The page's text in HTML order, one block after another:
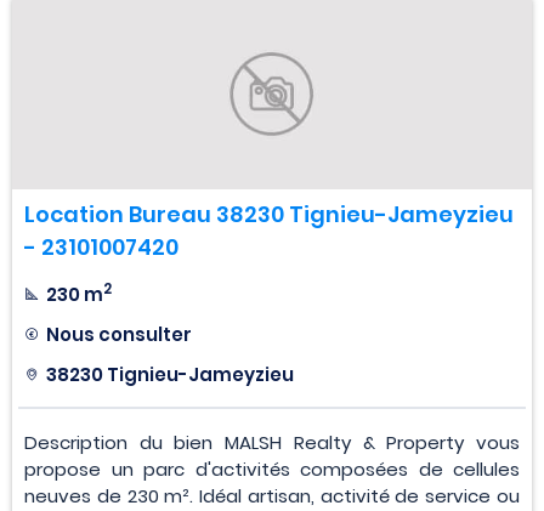
Location Bureau 38230 Tignieu-Jameyzieu
- 23101007420
230 m2
Nous consulter
38230 Tignieu-Jameyzieu
Description du bien MALSH Realty & Property vous
propose un parc d'activités composées de cellules
neuves de 230 m². Idéal artisan, activité de service ou